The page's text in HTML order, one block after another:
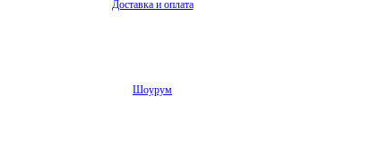
Доставка и оплата
Шоурум